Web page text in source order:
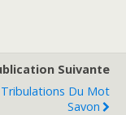
Suivante
Tribulations Du Mot
Savon